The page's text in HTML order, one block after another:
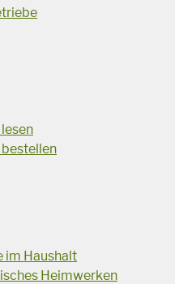
im Haushalt
Heimwerken